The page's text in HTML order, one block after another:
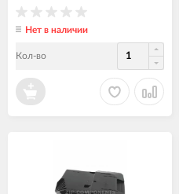
Нет в наличии
Кол-во